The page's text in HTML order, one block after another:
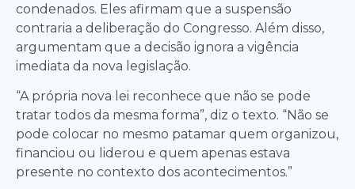
condenados. Eles afirmam que a suspensão
contraria a deliberação do Congresso. Além disso,
argumentam que a decisão ignora a vigência
imediata da nova legislação.
“A própria nova lei reconhece que não se pode
tratar todos da mesma forma”, diz o texto. “Não se
pode colocar no mesmo patamar quem organizou,
financiou ou liderou e quem apenas estava
presente no contexto dos acontecimentos.”